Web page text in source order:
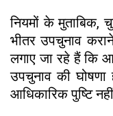
नियमों के मुताबिक,
भीतर उपचुनाव
लगाए जा रहे हैं कि
उपचुनाव की
आधिकारिक पुष्टि